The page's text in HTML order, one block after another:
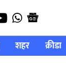
शहर क्रीडा